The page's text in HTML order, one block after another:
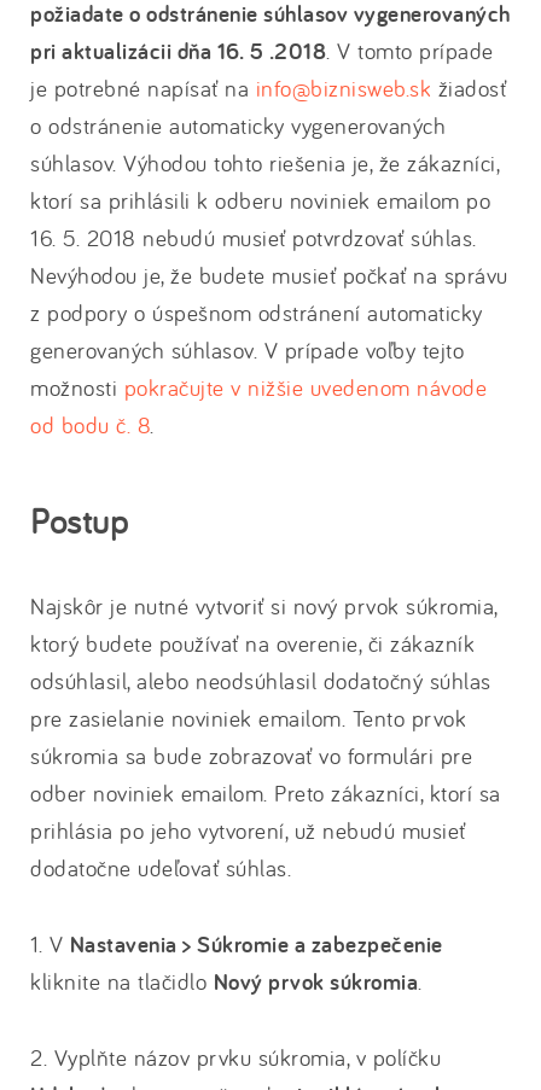
požiadate o odstránenie súhlasov vygenerovaných
pri aktualizácii dňa 16. 5 .2018. V tomto prípade
je potrebné napísať na info@biznisweb.sk žiadosť
o odstránenie automaticky vygenerovaných
súhlasov. Výhodou tohto riešenia je, že zákazníci,
ktorí sa prihlásili k odberu noviniek emailom po
16. 5. 2018 nebudú musieť potvrdzovať súhlas.
Nevýhodou je, že budete musieť počkať na správu
z podpory o úspešnom odstránení automaticky
generovaných súhlasov. V prípade voľby tejto
možnosti pokračujte v nižšie uvedenom návode
od bodu č. 8.
Postup
Najskôr je nutné vytvoriť si nový prvok súkromia,
ktorý budete používať na overenie, či zákazník
odsúhlasil, alebo neodsúhlasil dodatočný súhlas
pre zasielanie noviniek emailom. Tento prvok
súkromia sa bude zobrazovať vo formulári pre
odber noviniek emailom. Preto zákazníci, ktorí sa
prihlásia po jeho vytvorení, už nebudú musieť
dodatočne udeľovať súhlas.
1. V Nastavenia > Súkromie a zabezpečenie
kliknite na tlačidlo Nový prvok súkromia.
2. Vyplňte názov prvku súkromia, v políčku